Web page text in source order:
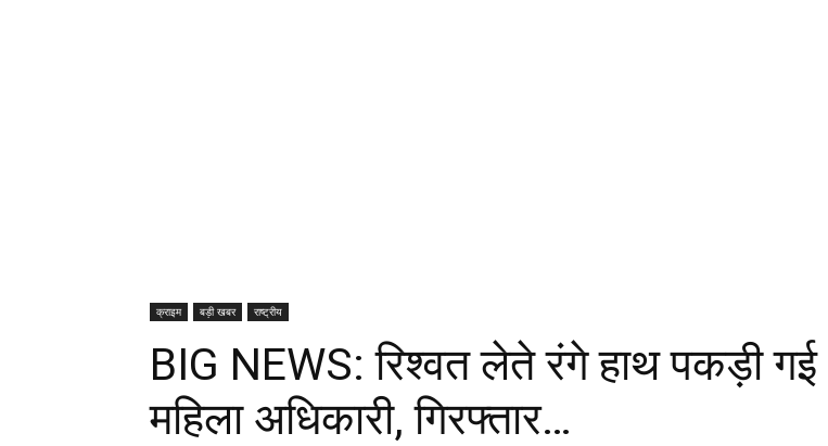
क्राइम बड़ी खबर राष्ट्रीय
BIG NEWS: रिश्वत लेते रंगे हाथ पकड़ी गई
महिला अधिकारी, गिरफ्तार…